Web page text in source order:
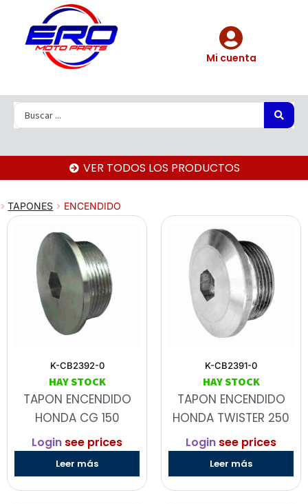
Mi cuenta
VER TODOS LOS PRODUCTOS
TAPONES ENCENDIDO
K-CB2392-0
HAY STOCK
TAPON ENCENDIDO
HONDA CG 150
Login see prices
Leer más
K-CB2391-0
HAY STOCK
TAPON ENCENDIDO
HONDA TWISTER 250
Login see prices
Leer más